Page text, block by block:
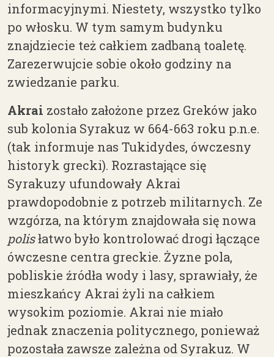
informacyjnymi. Niestety, wszystko tylko
po włosku. W tym samym budynku
znajdziecie też całkiem zadbaną toaletę.
Zarezerwujcie sobie około godziny na
zwiedzanie parku.
Akrai zostało założone przez Greków jako
sub kolonia Syrakuz w 664-663 roku p.n.e.
(tak informuje nas Tukidydes, ówczesny
historyk grecki). Rozrastające się
Syrakuzy ufundowały Akrai
prawdopodobnie z potrzeb militarnych. Ze
wzgórza, na którym znajdowała się nowa
polisłatwo było kontrolować drogi łączące
ówczesne centra greckie. Żyzne pola,
pobliskie źródła wody i lasy, sprawiały, że
mieszkańcy Akrai żyli na całkiem
wysokim poziomie. Akrai nie miało
jednak znaczenia politycznego, ponieważ
pozostała zawsze zależna od Syrakuz. W